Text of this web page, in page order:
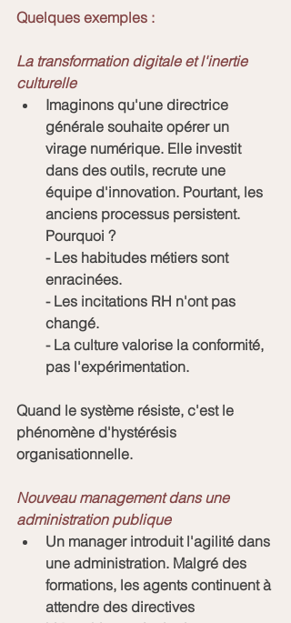
Quelques exemples :
La transformation digitale et l'inertie
culturelle
Imaginons qu'une directrice
générale souhaite opérer un
virage numérique. Elle investit
dans des outils, recrute une
équipe d'innovation. Pourtant, les
anciens processus persistent.
Pourquoi ?
- Les habitudes métiers sont
enracinées.
- Les incitations RH n'ont pas
changé.
- La culture valorise la conformité,
pas l'expérimentation.
Quand le système résiste, c'est le
phénomène d'hystérésis
organisationnelle.
Nouveau management dans une
administration publique
Un manager introduit l'agilité dans
une administration. Malgré des
formations, les agents continuent à
attendre des directives